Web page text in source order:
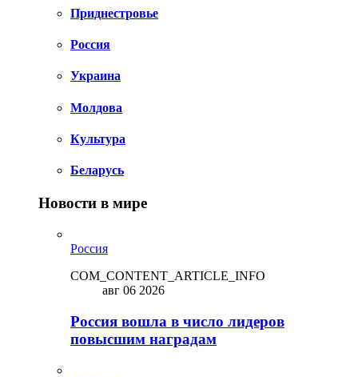
Приднестровье
Россия
Украина
Молдова
Культура
Беларусь
Новости в мире
Россия
COM_CONTENT_ARTICLE_INFO
авг 06 2026
Россия вошла в число лидеров
повысшим наградам